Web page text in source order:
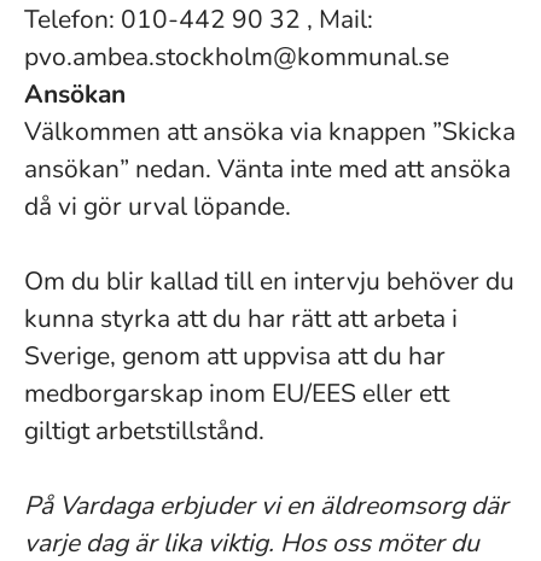
Telefon: 010-442 90 32 , Mail:
pvo.ambea.stockholm@kommunal.se
Ansökan
Välkommen att ansöka via knappen ”Skicka
ansökan” nedan. Vänta inte med att ansöka
då vi gör urval löpande.
Om du blir kallad till en intervju behöver du
kunna styrka att du har rätt att arbeta i
Sverige, genom att uppvisa att du har
medborgarskap inom EU/EES eller ett
giltigt arbetstillstånd.
På Vardaga erbjuder vi en äldreomsorg där
varje dag är lika viktig. Hos oss möter du